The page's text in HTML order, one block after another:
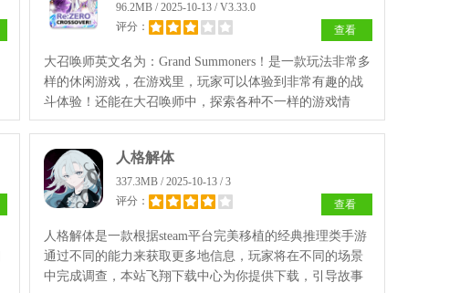
96.2MB / 2025-10-13 / V3.33.0
评分：
查看
大召唤师英文名为：Grand Summoners！是一款玩法非常多
样的休闲游戏，在游戏里，玩家可以体验到非常有趣的战
斗体验！还能在大召唤师中，探索各种不一样的游戏情
节！玩家还能跟其他玩家一起组队！参加各种冒险时刻！
人格解体
337.3MB / 2025-10-13 / 3
评分：
查看
人格解体是一款根据steam平台完美移植的经典推理类手游
通过不同的能力来获取更多地信息，玩家将在不同的场景
中完成调查，本站飞翔下载中心为你提供下载，引导故事